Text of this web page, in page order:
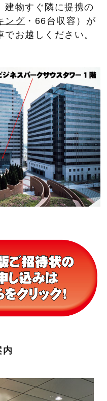
建物すぐ隣に提携の
ング ・66台収容）が
お越しください。
内